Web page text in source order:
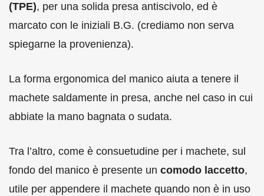
(TPE), per una solida presa antiscivolo, ed è
marcato con le iniziali B.G. (crediamo non serva
spiegarne la provenienza).
La forma ergonomica del manico aiuta a tenere il
machete saldamente in presa, anche nel caso in cui
abbiate la mano bagnata o sudata.
Tra l’altro, come è consuetudine per i machete, sul
fondo del manico è presente un comodo laccetto,
utile per appendere il machete quando non è in uso